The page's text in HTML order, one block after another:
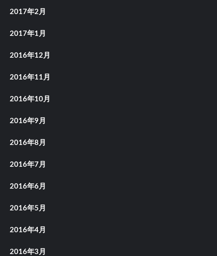
2017年2月
2017年1月
2016年12月
2016年11月
2016年10月
2016年9月
2016年8月
2016年7月
2016年6月
2016年5月
2016年4月
2016年3月